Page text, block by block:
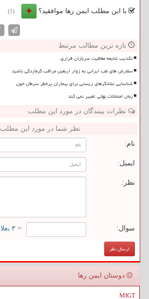
با این مطلب ایمن رها موافقید؟ (1)
تازه ترین مطالب مرتبط
تکذیب شایعه معافیت سربازان فراری
سفارش های طب ایرانی به زوار اربعین مراقب گرمازدگی باشید
شناسایی نشانگرهای زیستی برای بیماران پرخطر سرطان خون
زمان امتحانات نهائی تغییر نمی کند
نظرات بینندگان در مورد این مطلب
نظر شما در مورد این مطلب
نام:
ایمیل:
نظر:
سوال: = ۳ بعلاوه ۴
دوستان ایمن رها
MIGT